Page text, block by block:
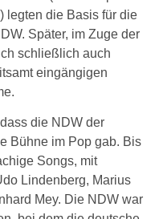
legten die Basis für die
Später, im Zuge der
schließlich auch
eingängigen
die NDW der
Bühne im Pop gab. Bis
Songs, mit
Lindenberg, Marius
Mey. Die NDW war